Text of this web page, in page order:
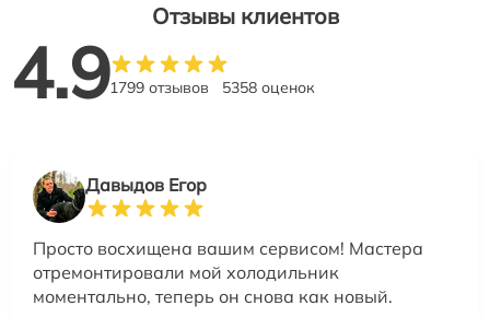
Отзывы клиентов
4.91799 отзывов 5358 оценок
Давыдов Егор
Просто восхищена вашим сервисом! Мастера
отремонтировали мой холодильник
моментально, теперь он снова как новый.